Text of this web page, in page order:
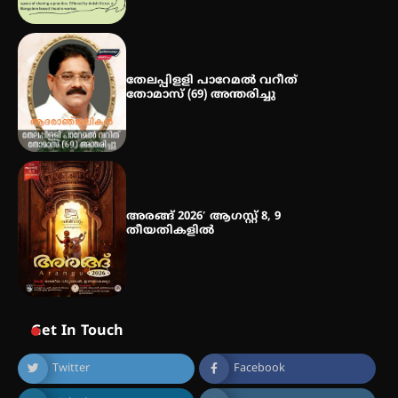
തേലപ്പിളളി പാറേമൽ വറീത്
തോമാസ് (69) അന്തരിച്ചു
അരങ്ങ് 2026′ ആഗസ്റ്റ് 8, 9
തീയതികളിൽ
Get In Touch
Twitter Facebook